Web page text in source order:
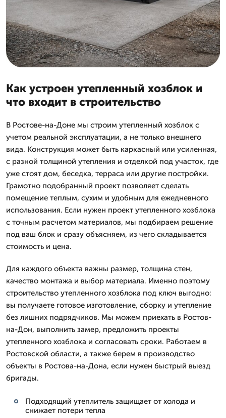
Как устроен утепленный хозблок и
что входит в строительство
В Ростове-на-Доне мы строим утепленный хозблок с
учетом реальной эксплуатации, а не только внешнего
вида. Конструкция может быть каркасный или усиленная,
с разной толщиной утепления и отделкой под участок, где
уже стоят дом, беседка, терраса или другие постройки.
Грамотно подобранный проект позволяет сделать
помещение теплым, сухим и удобным для ежедневного
использования. Если нужен проект утепленного хозблока
с точным расчетом материалов, мы подбираем решение
под ваш блок и сразу объясняем, из чего складывается
стоимость и цена.
Для каждого объекта важны размер, толщина стен,
качество монтажа и выбор материала. Именно поэтому
строительство утепленного хозблока под ключ выгодно:
вы получаете готовое изготовление, сборку и утепление
без лишних подрядчиков. Мы можем приехать в Ростов-
на-Дон, выполнить замер, предложить проекты
утепленного хозблока и согласовать сроки. Работаем в
Ростовской области, а также берем в производство
объекты в Ростова-на-Дона, если нужен быстрый выезд
бригады.
Подходящий утеплитель защищает от холода и
снижает потери тепла